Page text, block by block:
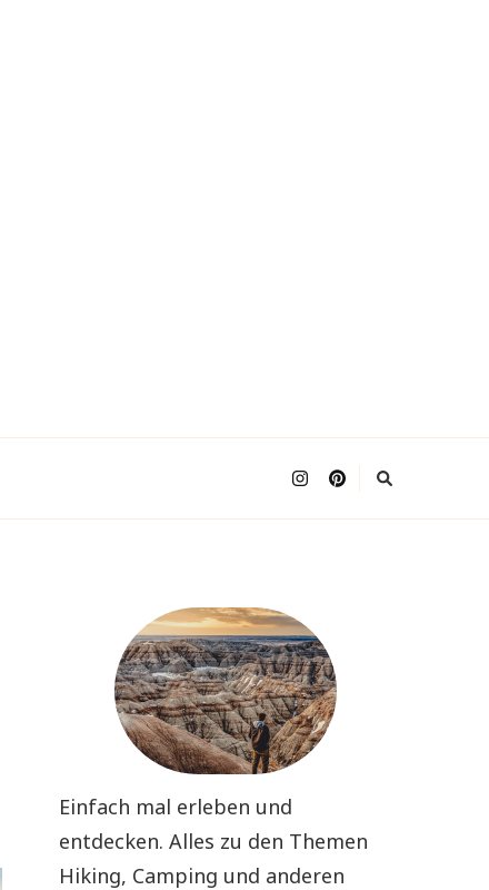
Einfach mal erleben und
entdecken. Alles zu den Themen
Hiking, Camping und anderen